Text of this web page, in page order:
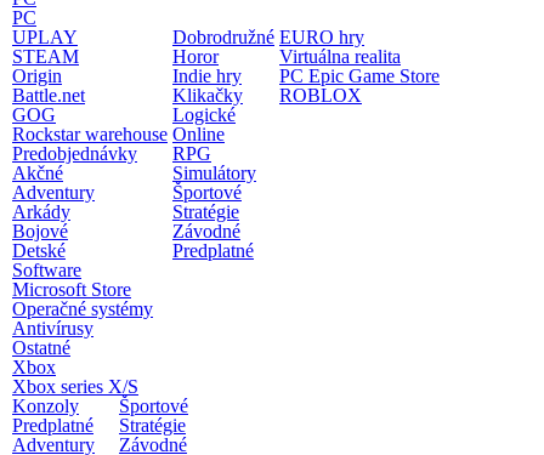
PC
UPLAY
STEAM
Origin
Battle.net
GOG
Rockstar warehouse
Predobjednávky
Akčné
Adventury
Arkády
Bojové
Detské
Dobrodružné
Horor
Indie hry
Klikačky
Logické
Online
RPG
Simulátory
Športové
Stratégie
Závodné
Predplatné
EURO hry
Virtuálna realita
PC Epic Game Store
ROBLOX
Software
Microsoft Store
Operačné systémy
Antivírusy
Ostatné
Xbox
Xbox series X/S
Konzoly
Predplatné
Adventury
Športové
Stratégie
Závodné